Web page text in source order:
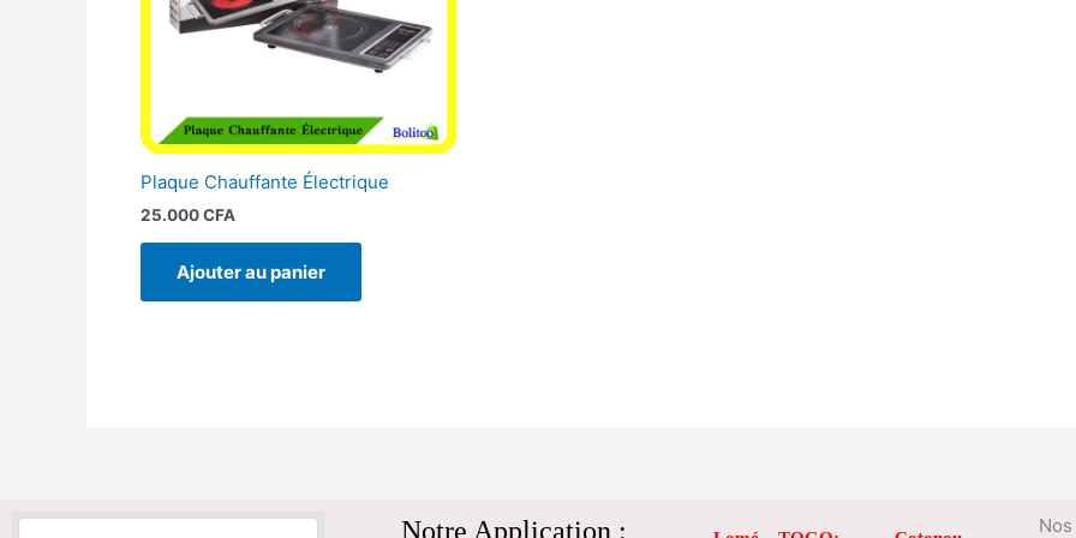
Plaque Chauffante Électrique
25.000CFA
Ajouter au panier
Notre Application :